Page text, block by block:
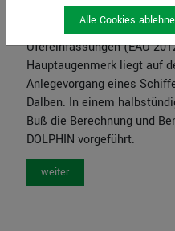
Die wesentlichen
in den Empfehlungen des
Ufereinfassungen (EAU
Hauptaugenmerk liegt auf
Anlegevorgang eines
Dalben. In einem
Buß die Berechnung und
DOLPHIN vorgeführt.
weiter
Alle Cookies